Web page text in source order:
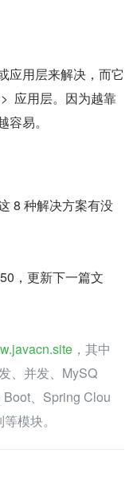
应用层来解决，而它
应用层。因为越靠
易。
8 种解决方案有没
，更新下一篇文
，其中
、并发、MySQ
、Spring Clou
模块。